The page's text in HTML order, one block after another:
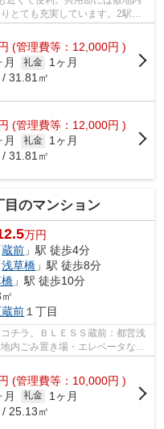
とても充実しています。2駅利
(管理費等：12,000円 )
月 礼金
1ヶ月
31.81㎡
(管理費等：12,000円 )
月 礼金
1ヶ月
31.81㎡
目のマンション
万円
蔵前 」駅 徒歩4分
浅草橋 」駅 徒歩8分
」駅 徒歩10分
蔵前１丁目
チラ。ＢＬＥＳＳ蔵前：都営浅
内ごみ置き場・エレベータなど
(管理費等：10,000円 )
月 礼金
1ヶ月
25.13㎡